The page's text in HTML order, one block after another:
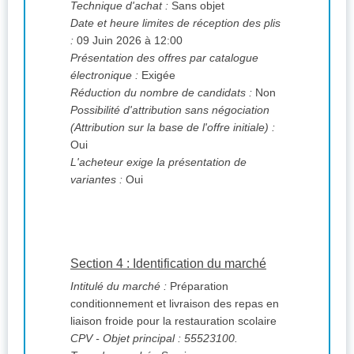
Technique d'achat : Sans objet
Date et heure limites de réception des plis
: 09 Juin 2026 à 12:00
Présentation des offres par catalogue
électronique : Exigée
Réduction du nombre de candidats : Non
Possibilité d'attribution sans négociation
(Attribution sur la base de l'offre initiale) :
Oui
L'acheteur exige la présentation de
variantes : Oui
Section 4 : Identification du marché
Intitulé du marché : Préparation
conditionnement et livraison des repas en
liaison froide pour la restauration scolaire
CPV- Objet principal : 55523100.